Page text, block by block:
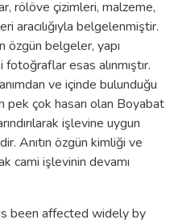
rölöve çizimleri, malzeme,
aracılığıyla belgelenmiştir.
özgün belgeler, yapı
esas alınmıştır.
ve içinde bulunduğu
pek çok hasarı olan Boyabat
işlevine uygun
Anıtın özgün kimliği ve
cami işlevinin devamı
been affected widely by